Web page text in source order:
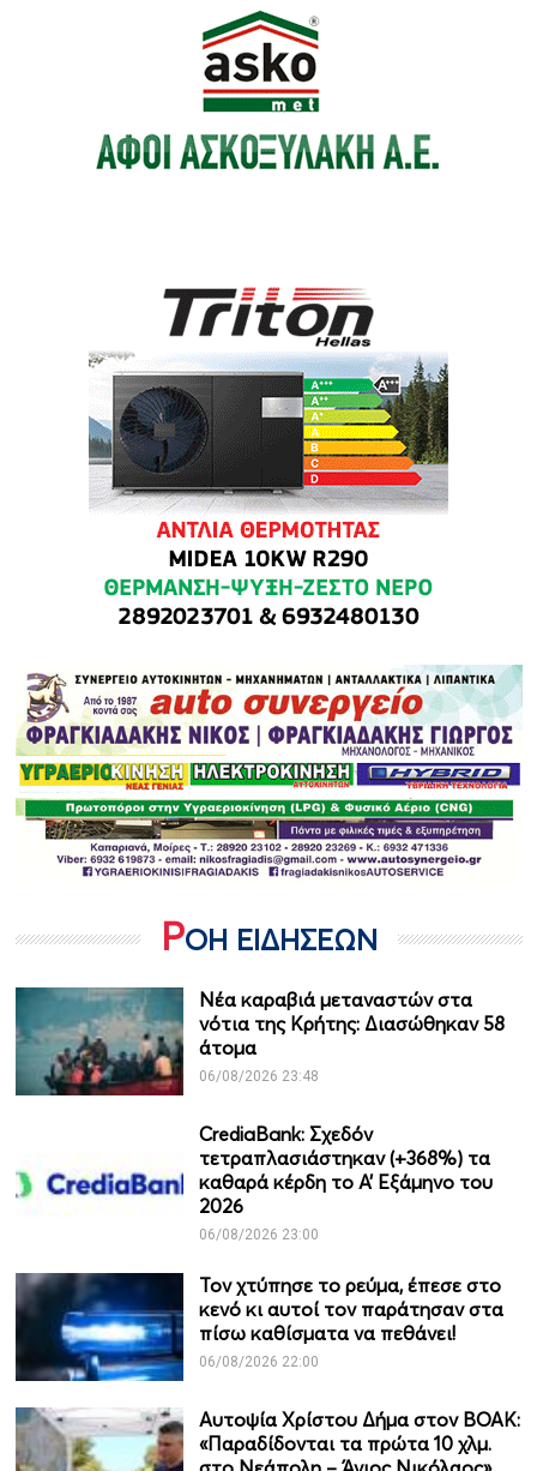
ΡΟΗ ΕΙΔΗΣΕΩΝ
Νέα καραβιά μεταναστών στα
νότια της Κρήτης: Διασώθηκαν 58
άτομα
06/08/2026 23:48
CrediaBank: Σχεδόν
τετραπλασιάστηκαν (+368%) τα
καθαρά κέρδη το Α’ Εξάμηνο του
2026
06/08/2026 23:00
Τον χτύπησε το ρεύμα, έπεσε στο
κενό κι αυτοί τον παράτησαν στα
πίσω καθίσματα να πεθάνει!
06/08/2026 22:00
Αυτοψία Χρίστου Δήμα στον ΒΟΑΚ:
«Παραδίδονται τα πρώτα 10 χλμ.